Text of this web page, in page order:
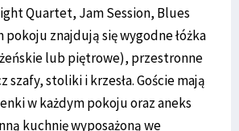
Quartet, Jam Session, Blues
pokoju znajdują się wygodne łóżka
lub piętrowe), przestronne
szafy, stoliki i krzesła. Goście mają
w każdym pokoju oraz aneks
kuchnię wyposażoną we